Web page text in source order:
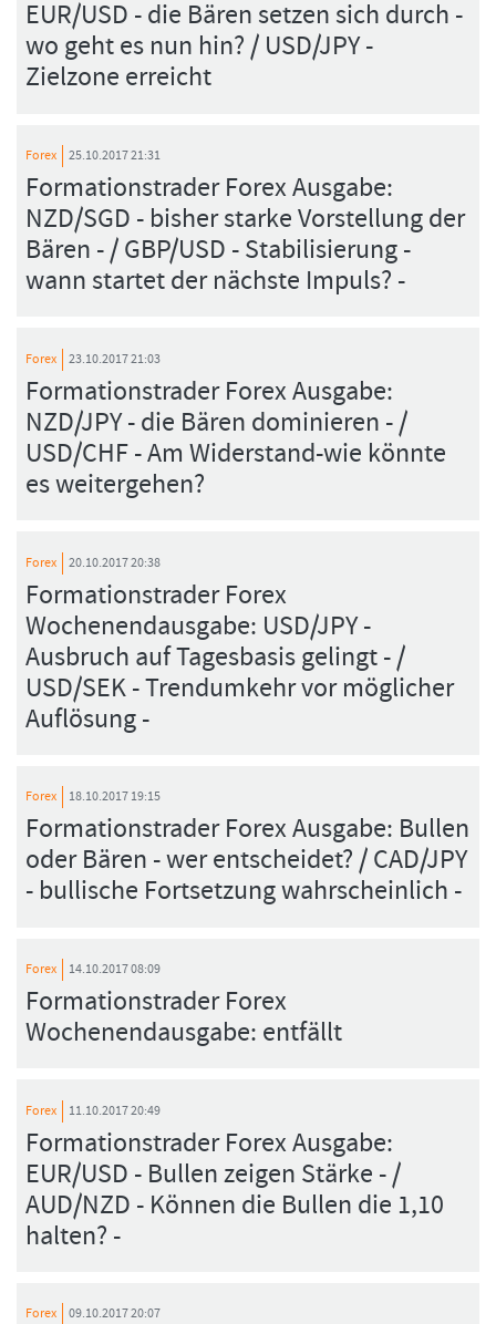
EUR/USD - die Bären setzen sich durch -
wo geht es nun hin? / USD/JPY -
Zielzone erreicht
Forex 25.10.2017 21:31
Formationstrader Forex Ausgabe:
NZD/SGD - bisher starke Vorstellung der
Bären - / GBP/USD - Stabilisierung -
wann startet der nächste Impuls? -
Forex 23.10.2017 21:03
Formationstrader Forex Ausgabe:
NZD/JPY - die Bären dominieren - /
USD/CHF - Am Widerstand-wie könnte
es weitergehen?
Forex 20.10.2017 20:38
Formationstrader Forex
Wochenendausgabe: USD/JPY -
Ausbruch auf Tagesbasis gelingt - /
USD/SEK - Trendumkehr vor möglicher
Auflösung -
Forex 18.10.2017 19:15
Formationstrader Forex Ausgabe: Bullen
oder Bären - wer entscheidet? / CAD/JPY
- bullische Fortsetzung wahrscheinlich -
Forex 14.10.2017 08:09
Formationstrader Forex
Wochenendausgabe: entfällt
Forex 11.10.2017 20:49
Formationstrader Forex Ausgabe:
EUR/USD - Bullen zeigen Stärke - /
AUD/NZD - Können die Bullen die 1,10
halten? -
Forex 09.10.2017 20:07